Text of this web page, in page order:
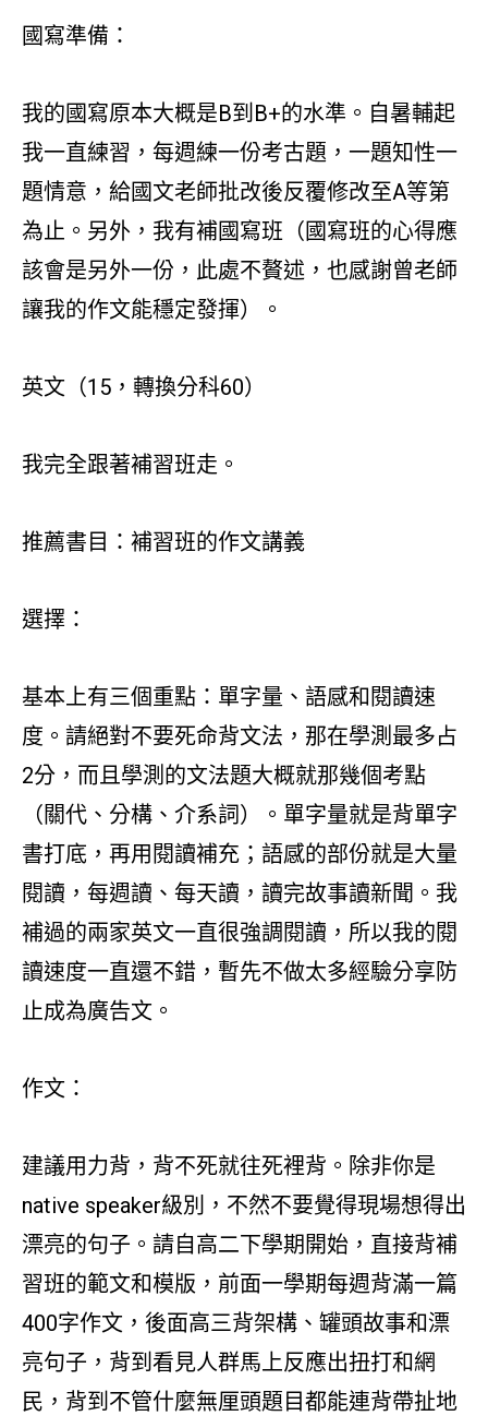
國寫準備：
我的國寫原本大概是B到B+的水準。自暑輔起
我一直練習，每週練一份考古題，一題知性一
題情意，給國文老師批改後反覆修改至A等第
為止。另外，我有補國寫班（國寫班的心得應
該會是另外一份，此處不贅述，也感謝曾老師
讓我的作文能穩定發揮）。
英文（15，轉換分科60）
我完全跟著補習班走。
推薦書目：補習班的作文講義
選擇：
基本上有三個重點：單字量、語感和閱讀速
度。請絕對不要死命背文法，那在學測最多占
2分，而且學測的文法題大概就那幾個考點
（關代、分構、介系詞）。單字量就是背單字
書打底，再用閱讀補充；語感的部份就是大量
閱讀，每週讀、每天讀，讀完故事讀新聞。我
補過的兩家英文一直很強調閱讀，所以我的閱
讀速度一直還不錯，暫先不做太多經驗分享防
止成為廣告文。
作文：
建議用力背，背不死就往死裡背。除非你是
native speaker級別，不然不要覺得現場想得出
漂亮的句子。請自高二下學期開始，直接背補
習班的範文和模版，前面一學期每週背滿一篇
400字作文，後面高三背架構、罐頭故事和漂
亮句子，背到看見人群馬上反應出扭打和網
民，背到不管什麼無厘頭題目都能連背帶扯地